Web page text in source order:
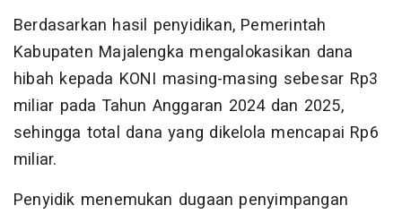
Berdasarkan hasil penyidikan, Pemerintah
Kabupaten Majalengka mengalokasikan dana
hibah kepada KONI masing-masing sebesar Rp3
miliar pada Tahun Anggaran 2024 dan 2025,
sehingga total dana yang dikelola mencapai Rp6
miliar.
Penyidik menemukan dugaan penyimpangan